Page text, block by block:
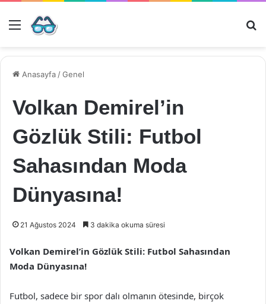
Menü
Anasayfa /Genel
Volkan Demirel’in
Gözlük Stili: Futbol
Sahasından Moda
Dünyasına!
21 Ağustos 2024 3 dakika okuma süresi
Volkan Demirel’in Gözlük Stili: Futbol Sahasından
Moda Dünyasına!
Futbol, sadece bir spor dalı olmanın ötesinde, birçok